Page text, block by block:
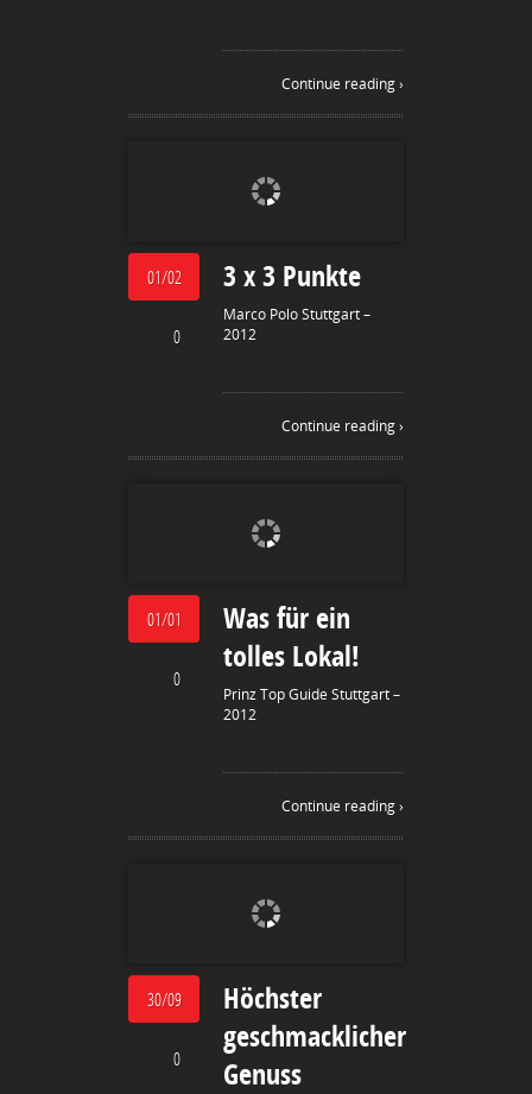
Continue reading ›
01/02
0
3 x 3 Punkte
Marco Polo Stuttgart –
2012
Continue reading ›
01/01
0
Was für ein
tolles Lokal!
Prinz Top Guide Stuttgart –
2012
Continue reading ›
30/09
0
Höchster
geschmacklicher
Genuss